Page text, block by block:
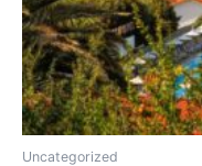
Uncategorized